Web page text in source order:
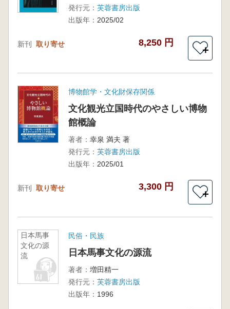
発行元： 芙蓉書房出版
出版年： 2025/02
新刊 取り寄せ 8,250 円
＋
博物館学・文化財保存関係
文化観光立国時代のやさしい博物
館概論
著者： 幸泉 満夫 著
発行元： 芙蓉書房出版
出版年： 2025/01
新刊 取り寄せ 3,300 円
＋
日本馬事
文化の源
流
民俗・民族
日本馬事文化の源流
著者： 増田精一
発行元： 芙蓉書房出版
出版年： 1996